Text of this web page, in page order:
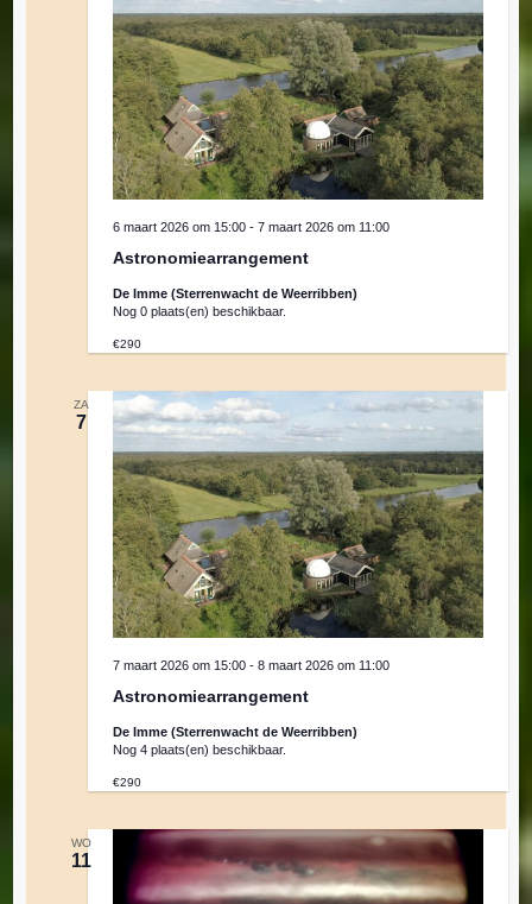
Astronomiearrangement
6 maart 2026 om 15:00 -7 maart 2026 om 11:00
De Imme (Sterrenwacht de Weerribben)
Nog 0 plaats(en) beschikbaar.
€290
ZA
7
Astronomiearrangement
7 maart 2026 om 15:00 -8 maart 2026 om 11:00
De Imme (Sterrenwacht de Weerribben)
Nog 4 plaats(en) beschikbaar.
€290
WO
11